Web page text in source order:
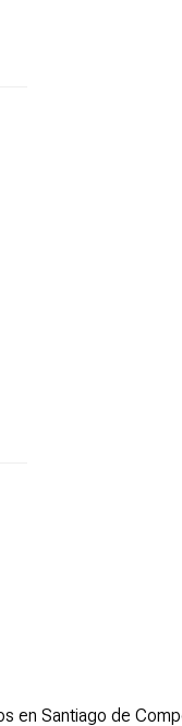
en Santiago de